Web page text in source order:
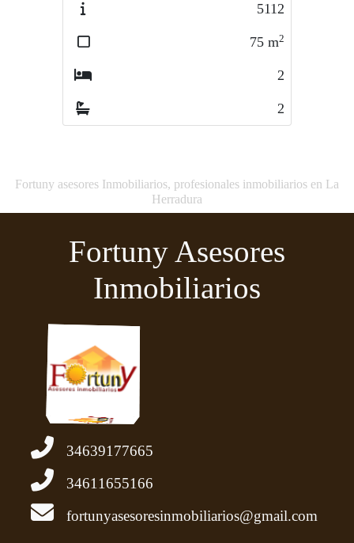
2
216-5552
Fortuny asesores Inmobiliarios, profesionales inmobiliarios en La
Herradura
Fortuny Asesores
Inmobiliarios
34639177665
34611655166
fortunyasesoresinmobiliarios@gmail.com